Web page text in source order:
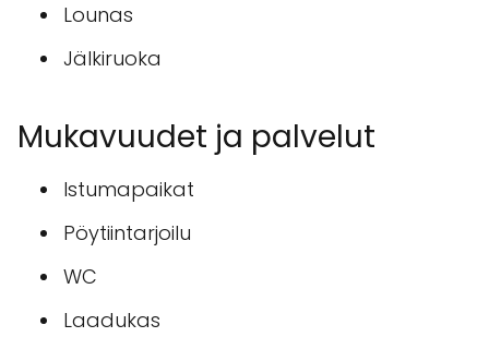
Lounas
Jälkiruoka
Mukavuudet ja palvelut
Istumapaikat
Pöytiintarjoilu
WC
Laadukas